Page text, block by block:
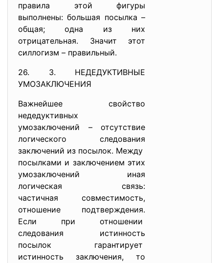
правила этой фигуры
выполнены: большая посылка –
общая; одна из них
отрицательная. Значит этот
силлогизм – правильный.
26. 3. НЕДЕДУКТИВНЫЕ
УМОЗАКЛЮЧЕНИЯ
Важнейшее свойство
недедуктивных
умозаключений – отсутствие
логического следования
заключений из посылок. Между
посылками и заключением этих
умозаключений иная
логическая связь:
частичная совместимость,
отношение подтверждения.
Если при отношении
следования истинность
посылок гарантирует
истинность заключения, то